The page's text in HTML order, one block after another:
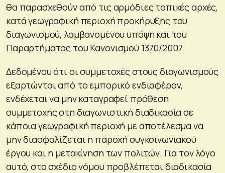
θα παρασχεθούν από τις αρμόδιες τοπικές αρχές,
κατά γεωγραφική περιοχή προκήρυξης του
διαγωνισμού, λαμβανομένου υπόψη και του
Παραρτήματος του Κανονισμού 1370/2007.
Δεδομένου ότι οι συμμετοχές στους διαγωνισμούς
εξαρτώνται από το εμπορικό ενδιαφέρον,
ενδέχεται να μην καταγραφεί πρόθεση
συμμετοχής στη διαγωνιστική διαδικασία σε
κάποια γεωγραφική περιοχή με αποτέλεσμα να
μην διασφαλίζεται η παροχή συγκοινωνιακού
έργου και η μετακίνηση των πολιτών. Για τον λόγο
αυτό, στο σχέδιο νόμου προβλέπεται διαδικασία